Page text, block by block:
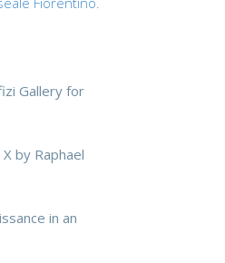
Gallery for
by Raphael
in an